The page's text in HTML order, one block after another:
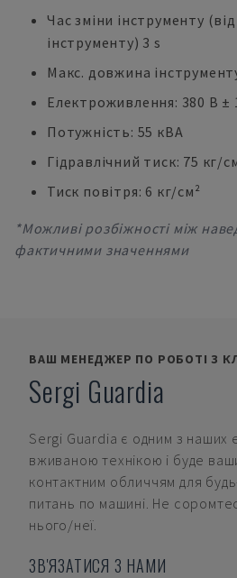
Час зміни інструменту
інструменту) 3 s
Макс. довжина
Електроживлення: 380 В ±
Потужність: 55 кВА
Гідравлічний тиск: 75 кг/
Тиск повітря: 6 кг/см²
*Можливі розбіжності між
фактичними значеннями
ВАШ МЕНЕДЖЕР ПО РОБОТІ З
Sergi Guardia
Sergi Guardia є одним з наших
вживаною технікою і буде
контактним обличчям для
питань по машині. Не
нього/неї.
ЗВ'ЯЗАТИСЯ З НАМИ